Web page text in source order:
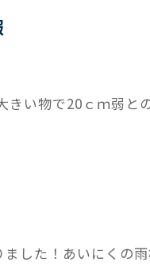
い物で20ｃｍ弱との
した！あいにくの